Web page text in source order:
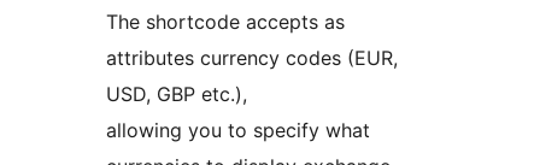
The shortcode accepts as
attributes currency codes (EUR,
USD, GBP etc.),
allowing you to specify what